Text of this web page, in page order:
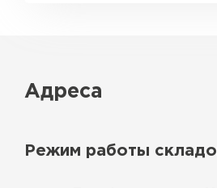
Адреса
Режим работы